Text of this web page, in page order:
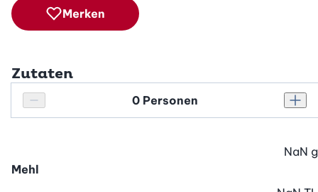
Merken
Zutaten
Personenanzahl verringern
Personenanzahl
Mehl
NaN g